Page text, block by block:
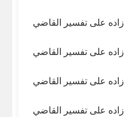
على تفسير القاضي
على تفسير القاضي
على تفسير القاضي
على تفسير القاضي